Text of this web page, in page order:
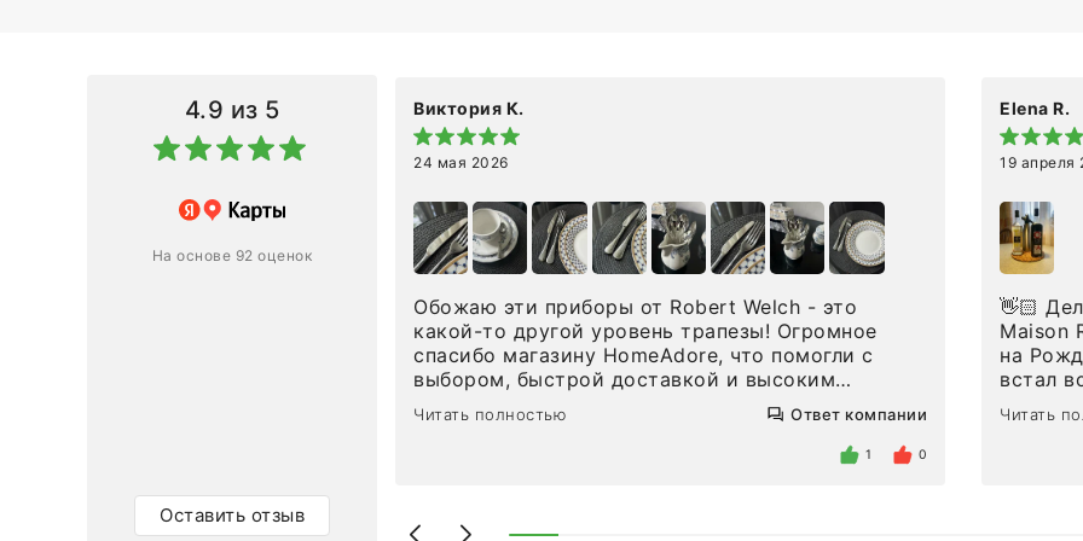
4.9 из 5
На основе 92 оценок
Оставить отзыв
магазину за оперативную
приехал ко мне целым и
Виктория К.
24 мая 2026
Обожаю эти приборы от Robert Welch - это
какой-то другой уровень трапезы! Огромное
спасибо магазину HomeAdore, что помогли с
выбором, быстрой доставкой и высоким
сервисом. Один раз была здесь лично, забирала
чайные ложки, внутри очень много антикварной
доставили сдэком на следующий день к нашему
Читать полностью Ответ компании
1 0
Elena R.
19 апреля
👋🏻 Делюсь впечатлениями от покупки сиропов
Maison Routin 1883
на
встал
решила
Читать